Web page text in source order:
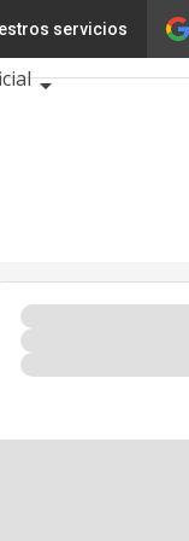
serviciosCiencia